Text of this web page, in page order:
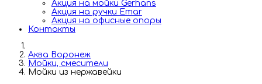
Акция на мойки Gerhans
Акция на ручки Emar
Акция на офисные опоры
Контакты
Аква Воронеж
Мойки, смесители
Мойки из нержавейки